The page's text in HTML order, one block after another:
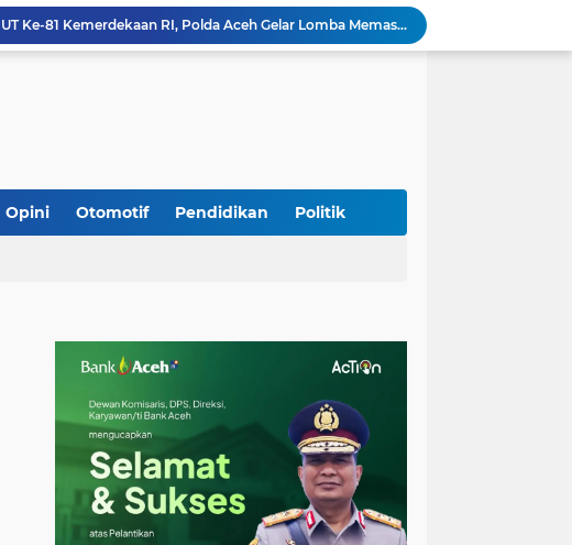
Meriahkan HUT Ke-81 Kemerdekaan RI, Polda Aceh Gelar Lomba Memasak Nasi Goreng dan Aneka Minuman
Pimpin Upacara Pembaretan 65 Bintara Remaja Brimob, Kapolda Aceh: Baret Adalah Simbol Kehormatan
Opini Otomotif Pendidikan Politik